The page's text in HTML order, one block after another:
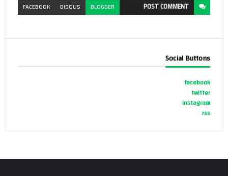
POSTCOMMENT
BLOGGER
DISQUS
FACEBOOK
Social Buttons
facebook
twitter
instagram
rss